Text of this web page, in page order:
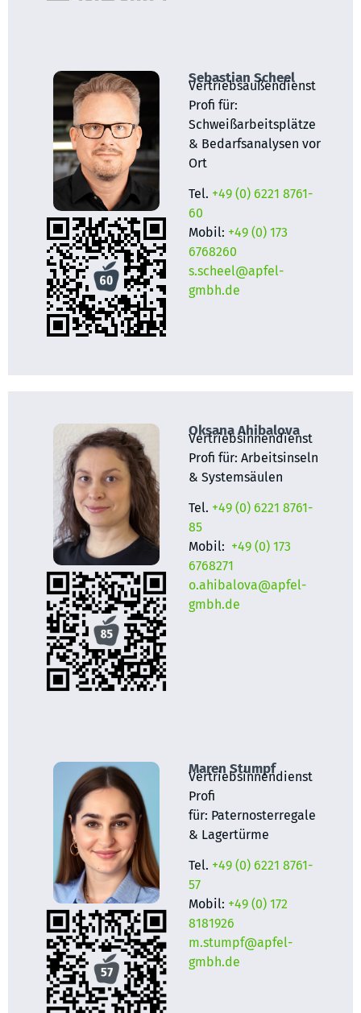
Sebastian Scheel
Vertriebsaußendienst
Profi für:
Schweißarbeitsplätze
& Bedarfsanalysen vor
Ort
Tel. +49 (0) 6221 8761-
60
Mobil: +49 (0) 173
6768260
s.scheel@apfel-
gmbh.de
Oksana Ahibalova
Vertriebsinnendienst
Profi für: Arbeitsinseln
& Systemsäulen
Tel. +49 (0) 6221 8761-
85
Mobil: +49 (0) 173
6768271
o.ahibalova@apfel-
gmbh.de
Maren Stumpf
Vertriebsinnendienst
Profi
für: Paternosterregale
& Lagertürme
Tel. +49 (0) 6221 8761-
57
Mobil: +49 (0) 172
8181926
m.stumpf@apfel-
gmbh.de